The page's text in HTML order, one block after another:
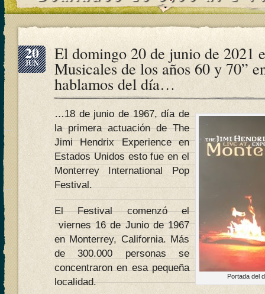
20
JUN El domingo 20 de junio de 2021
Musicales de los años 60 y 70”
hablamos del día…
Portada del
…18 de junio de 1967, día de
la primera actuación de The
Jimi Hendrix Experience en
Estados Unidos esto fue en el
Monterrey International Pop
Festival.
El Festival comenzó el
viernes 16 de Junio de 1967
en Monterrey, California. Más
de 300.000 personas se
concentraron en esa pequeña
localidad.